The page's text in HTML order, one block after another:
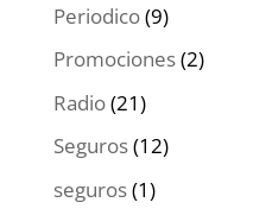
Periodico(9)
Promociones(2)
Radio(21)
Seguros(12)
seguros(1)